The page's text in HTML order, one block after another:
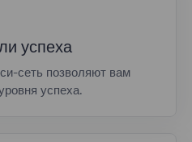
успеха
сеть позволяют вам
успеха.